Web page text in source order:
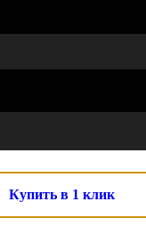
Купить в 1 клик